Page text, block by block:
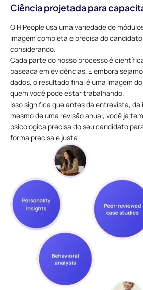
Ciência projetada para
O HiPeople usa uma variedade de
imagem completa e precisa do
considerando.
Cada parte do nosso processo é
baseada em evidências. E embora
dados, o resultado final é uma imagem
quem você pode estar trabalhando.
Isso significa que antes da entrevista,
mesmo de uma revisão anual, você já
psicológica precisa do seu candidato
forma precisa e justa.